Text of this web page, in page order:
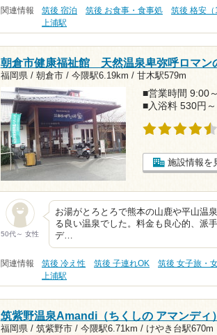
関連情報 筑後 宿泊 筑後 お食事・食事処 筑後 格安（
上浦駅
朝倉市健康福祉館 天然温泉卑弥呼ロマン
福岡県 / 朝倉市 / 今隈駅6.19km / 甘木駅579m
■営業時間 9:00
■入浴料 530円～
施設情報を
50代～ 女性
お湯がとろとろで熊本の山鹿や平山温
る良い温泉でした。料金も良心的、派
デ…
関連情報 筑後 冷え性 筑後 子連れOK 筑後 女子旅・
上浦駅
筑紫野温泉Amandi（ちくしの アマンディ）
福岡県 / 筑紫野市 / 今隈駅6.71km / けやき台駅670m